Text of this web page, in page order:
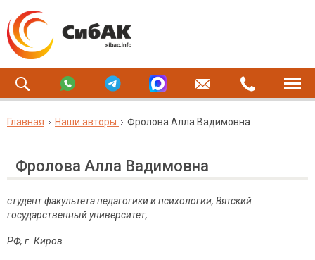
Главная Наши авторы Фролова Алла Вадимовна
Фролова Алла Вадимовна
студент факультета педагогики и психологии, Вятский
государственный университет,
РФ, г. Киров